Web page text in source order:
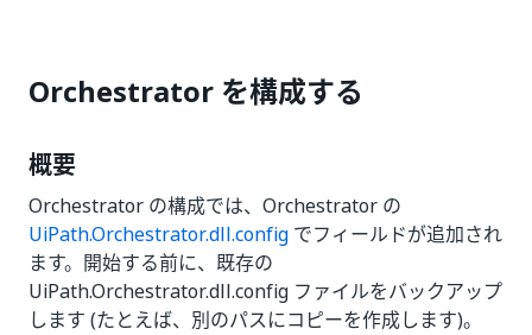
Orchestrator を構成する
概要
Orchestrator の構成では、Orchestrator の
UiPath.Orchestrator.dll.config でフィールドが追加され
ます。開始する前に、既存の
UiPath.Orchestrator.dll.config ファイルをバックアップ
します (たとえば、別のパスにコピーを作成します)。